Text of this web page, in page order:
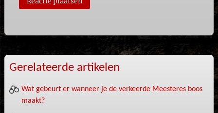
Gerelateerde artikelen
Wat gebeurt er wanneer je de verkeerde Meesteres boos
maakt?